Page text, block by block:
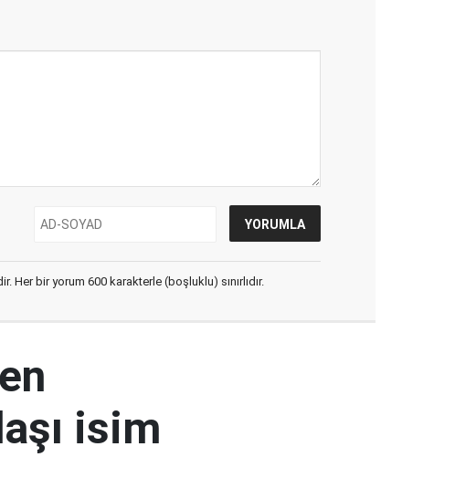
Her bir yorum 600 karakterle (boşluklu) sınırlıdır.
isim